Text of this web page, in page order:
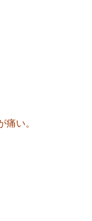
痛い。